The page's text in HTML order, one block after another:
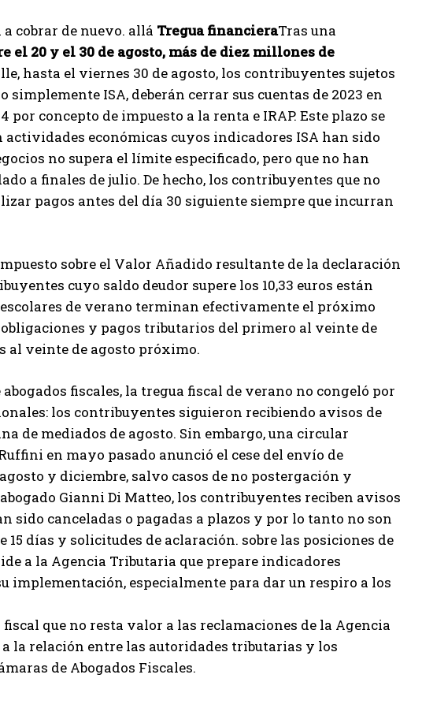
cobrar de nuevo. allá Tregua financieraTras una
el 20 y el 30 de agosto, más de diez millones de
hasta el viernes 30 de agosto, los contribuyentes sujetos
ISA, deberán cerrar sus cuentas de 2023 en
concepto de impuesto a la renta e IRAP. Este plazo se
económicas cuyos indicadores ISA han sido
no supera el límite especificado, pero que no han
a finales de julio. De hecho, los contribuyentes que no
pagos antes del día 30 siguiente siempre que incurran
sobre el Valor Añadido resultante de la declaración
cuyo saldo deudor supere los 10,33 euros están
de verano terminan efectivamente el próximo
y pagos tributarios del primero al veinte de
al veinte de agosto próximo.
fiscales, la tregua fiscal de verano no congeló por
los contribuyentes siguieron recibiendo avisos de
de mediados de agosto. Sin embargo, una circular
en mayo pasado anunció el cese del envío de
y diciembre, salvo casos de no postergación y
Gianni Di Matteo, los contribuyentes reciben avisos
sido canceladas o pagadas a plazos y por lo tanto no son
días y solicitudes de aclaración. sobre las posiciones de
a la Agencia Tributaria que prepare indicadores
implementación, especialmente para dar un respiro a los
que no resta valor a las reclamaciones de la Agencia
la relación entre las autoridades tributarias y los
de Abogados Fiscales.